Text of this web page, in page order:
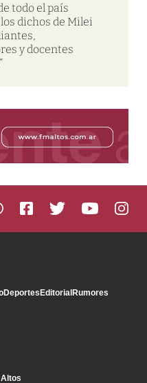
todo el país
dichos de Milei
y docentes
DeportesEditorialRumores